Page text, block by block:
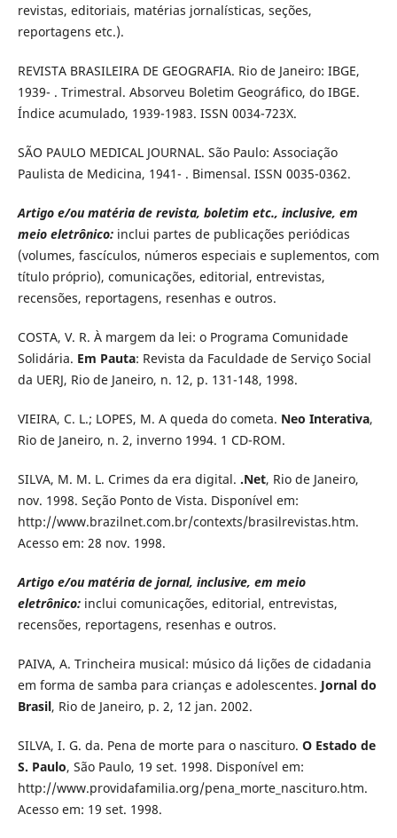
revistas, editoriais, matérias jornalísticas, seções,
reportagens etc.).
REVISTA BRASILEIRA DE GEOGRAFIA. Rio de Janeiro: IBGE,
1939- . Trimestral. Absorveu Boletim Geográfico, do IBGE.
Índice acumulado, 1939-1983. ISSN 0034-723X.
SÃO PAULO MEDICAL JOURNAL. São Paulo: Associação
Paulista de Medicina, 1941- . Bimensal. ISSN 0035-0362.
Artigo e/ou matéria de revista, boletim etc., inclusive, em
meio eletrônico: inclui partes de publicações periódicas
(volumes, fascículos, números especiais e suplementos, com
título próprio), comunicações, editorial, entrevistas,
recensões, reportagens, resenhas e outros.
COSTA, V. R. À margem da lei: o Programa Comunidade
Solidária. Em Pauta: Revista da Faculdade de Serviço Social
da UERJ, Rio de Janeiro, n. 12, p. 131-148, 1998.
VIEIRA, C. L.; LOPES, M. A queda do cometa. Neo Interativa,
Rio de Janeiro, n. 2, inverno 1994. 1 CD-ROM.
SILVA, M. M. L. Crimes da era digital. .Net, Rio de Janeiro,
nov. 1998. Seção Ponto de Vista. Disponível em:
http://www.brazilnet.com.br/contexts/brasilrevistas.htm.
Acesso em: 28 nov. 1998.
Artigo e/ou matéria de jornal, inclusive, em meio
eletrônico: inclui comunicações, editorial, entrevistas,
recensões, reportagens, resenhas e outros.
PAIVA, A. Trincheira musical: músico dá lições de cidadania
em forma de samba para crianças e adolescentes. Jornal do
Brasil, Rio de Janeiro, p. 2, 12 jan. 2002.
SILVA, I. G. da. Pena de morte para o nascituro. O Estado de
S. Paulo, São Paulo, 19 set. 1998. Disponível em:
http://www.providafamilia.org/pena_morte_nascituro.htm.
Acesso em: 19 set. 1998.